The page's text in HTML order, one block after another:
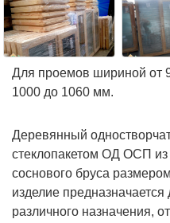
Для проемов шириной от
1000 до 1060 мм.
Деревянный
стеклопакетом ОД ОСП из
соснового бруса
изделие
различного назначения,